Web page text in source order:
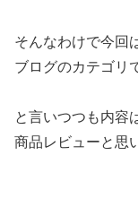
そんなわけで今回
ブログのカテゴリ
と言いつつも内容
商品レビューと思